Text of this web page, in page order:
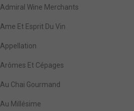
Admiral Wine Merchants
Ame Et Esprit Du Vin
Appellation
Arômes Et Cépages
Au Chai Gourmand
Au Millésime